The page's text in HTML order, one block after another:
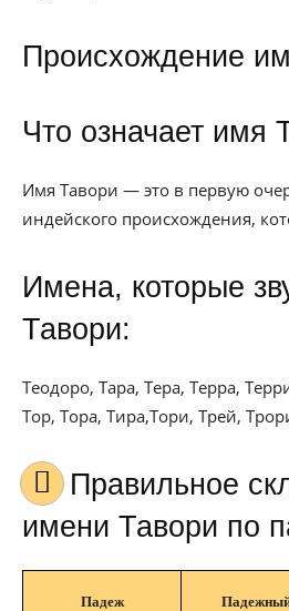
Происхождение
Что означает имя
Имя Тавори — это в первую
индейского происхождения,
Имена, которые
Тавори:
Теодоро, Тара, Тера, Терра,
Тор, Тора, Тира,Тори, Трей,
Правильное склонение
имени Тавори по
Падеж